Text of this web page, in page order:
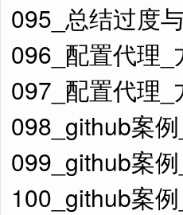
095_总结过度
096_配置代理_
097_配置代理_
098_github案
099_github案
100_github案